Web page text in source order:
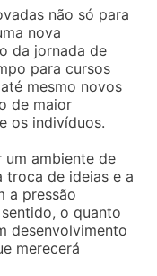
não só para
nova
da jornada de
para cursos
mesmo novos
de maior
os indivíduos.
um ambiente de
troca de ideias e a
a pressão
o quanto
desenvolvimento
merecerá